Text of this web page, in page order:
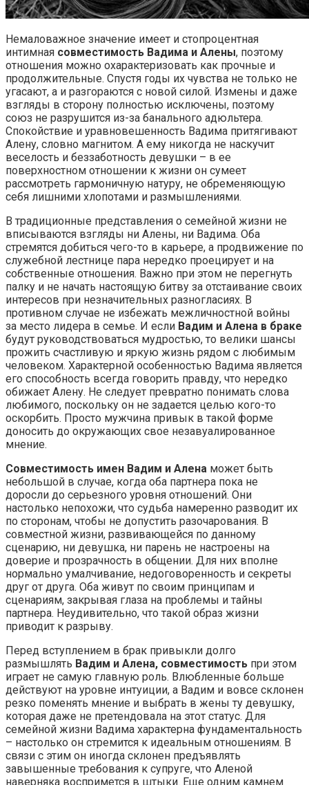
Немаловажное значение имеет и стопроцентная
интимная совместимость Вадима и Алены, поэтому
отношения можно охарактеризовать как прочные и
продолжительные. Спустя годы их чувства не только не
угасают, а и разгораются с новой силой. Измены и даже
взгляды в сторону полностью исключены, поэтому
союз не разрушится из-за банального адюльтера.
Спокойствие и уравновешенность Вадима притягивают
Алену, словно магнитом. А ему никогда не наскучит
веселость и беззаботность девушки – в ее
поверхностном отношении к жизни он сумеет
рассмотреть гармоничную натуру, не обременяющую
себя лишними хлопотами и размышлениями.
В традиционные представления о семейной жизни не
вписываются взгляды ни Алены, ни Вадима. Оба
стремятся добиться чего-то в карьере, а продвижение по
служебной лестнице пара нередко проецирует и на
собственные отношения. Важно при этом не перегнуть
палку и не начать настоящую битву за отстаивание своих
интересов при незначительных разногласиях. В
противном случае не избежать межличностной войны
за место лидера в семье. И если Вадим и Алена в браке
будут руководствоваться мудростью, то велики шансы
прожить счастливую и яркую жизнь рядом с любимым
человеком. Характерной особенностью Вадима является
его способность всегда говорить правду, что нередко
обижает Алену. Не следует превратно понимать слова
любимого, поскольку он не задается целью кого-то
оскорбить. Просто мужчина привык в такой форме
доносить до окружающих свое незавуалированное
мнение.
Совместимость имен Вадим и Алена может быть
небольшой в случае, когда оба партнера пока не
доросли до серьезного уровня отношений. Они
настолько непохожи, что судьба намеренно разводит их
по сторонам, чтобы не допустить разочарования. В
совместной жизни, развивающейся по данному
сценарию, ни девушка, ни парень не настроены на
доверие и прозрачность в общении. Для них вполне
нормально умалчивание, недоговоренность и секреты
друг от друга. Оба живут по своим принципам и
сценариям, закрывая глаза на проблемы и тайны
партнера. Неудивительно, что такой образ жизни
приводит к разрыву.
Перед вступлением в брак привыкли долго
размышлять Вадим и Алена, совместимость при этом
играет не самую главную роль. Влюбленные больше
действуют на уровне интуиции, а Вадим и вовсе склонен
резко поменять мнение и выбрать в жены ту девушку,
которая даже не претендовала на этот статус. Для
семейной жизни Вадима характерна фундаментальность
– настолько он стремится к идеальным отношениям. В
связи с этим он иногда склонен предъявлять
завышенные требования к супруге, что Аленой
наверняка воспримется в штыки. Еще одним камнем